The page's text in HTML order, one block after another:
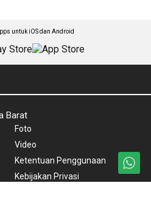
untuk iOS dan Android
Barat
Foto
Video
Ketentuan Penggunaan
Kebijakan Privasi